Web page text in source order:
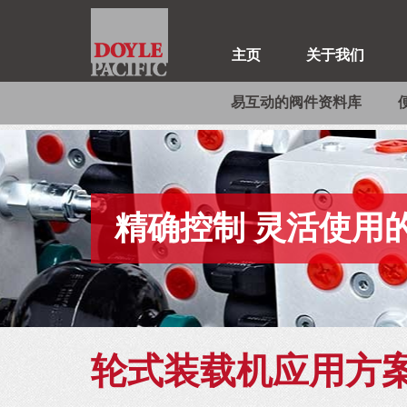
主页 关于我们
易互动的阀件资料库
精确控制 灵活使用
轮式装载机应用方